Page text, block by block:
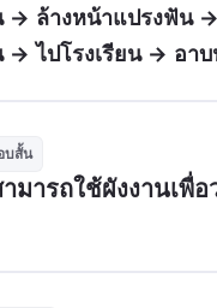
→ ล้างหน้าแปรงฟัน
→ ไปโรงเรียน → อ
บสั้น
มารถใช้ผังงานเพื่